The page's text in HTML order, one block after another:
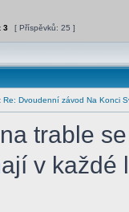
3 [ Příspěvků: 25 ]
Re: Dvoudenní závod Na Konci
trable
v